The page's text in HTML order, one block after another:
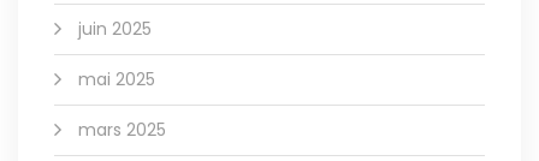
juin 2025
mai 2025
mars 2025